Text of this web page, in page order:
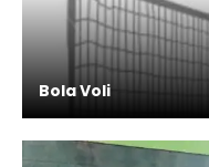
Bola Voli